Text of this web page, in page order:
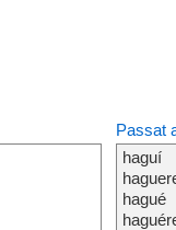
Passat
haguí
hagué